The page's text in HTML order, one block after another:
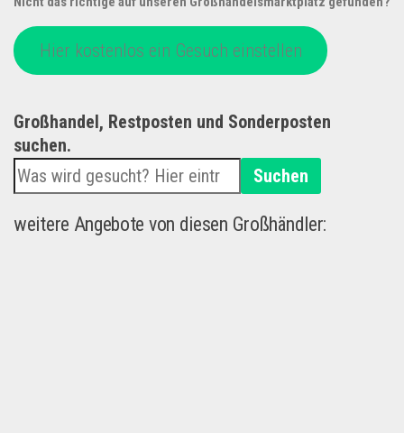
Hier kostenlos ein Gesuch einstellen
Großhandel, Restposten und Sonderposten
suchen.
Suchen
weitere Angebote von diesen Großhändler: